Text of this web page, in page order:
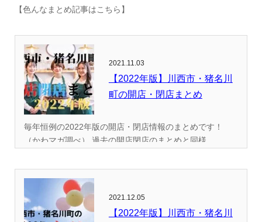
【色んなまとめ記事はこちら】
2021.11.03
【2022年版】川西市・猪名川
町の開店・閉店まとめ
毎年恒例の2022年版の開店・閉店情報のまとめです！
（かわマガ調べ） 過去の開店閉店のまとめと同様...
2021.12.05
【2022年版】川西市・猪名川